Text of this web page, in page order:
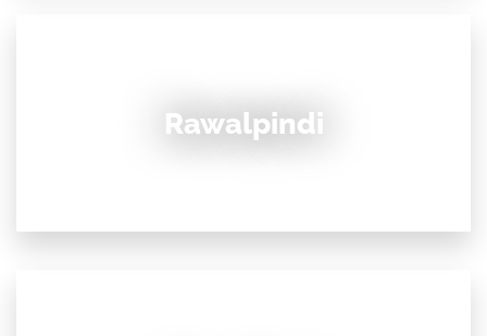
Rawalpindi